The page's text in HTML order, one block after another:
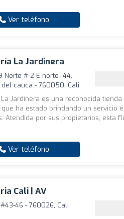
Ver teléfono
La Jardinera
Norte # 2 E norte- 44,
del cauca - 760050, Cali
Jardinera es una reconocida
que ha estado brindando un servicio
Atendida por sus propietarios, esta
Ver teléfono
Cali | AV
46 - 760026, Cali